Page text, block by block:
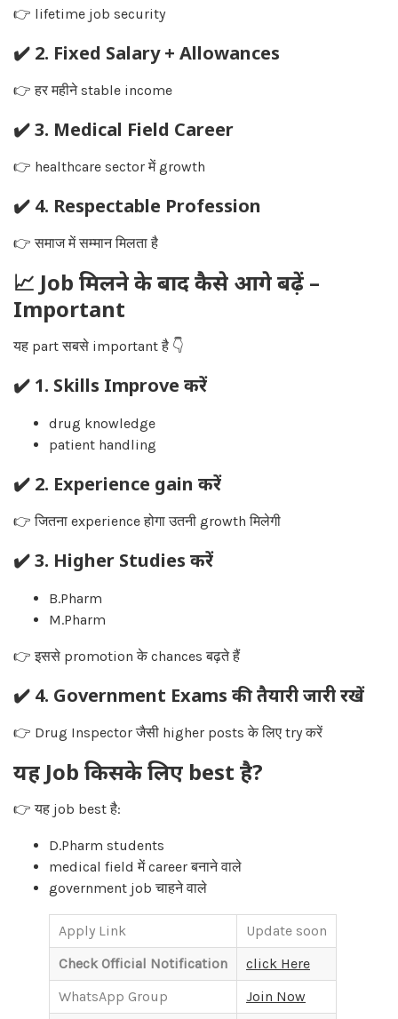
👉 lifetime job security
✔️ 2. Fixed Salary + Allowances
👉 हर महीने stable income
✔️ 3. Medical Field Career
👉 healthcare sector में growth
✔️ 4. Respectable Profession
👉 समाज में सम्मान मिलता है
📈 Job मिलने के बाद कैसे आगे बढ़ें –
Important
यह part सबसे important है 👇
✔️ 1. Skills Improve करें
drug knowledge
patient handling
✔️ 2. Experience gain करें
👉 जितना experience होगा उतनी growth मिलेगी
✔️ 3. Higher Studies करें
B.Pharm
M.Pharm
👉 इससे promotion के chances बढ़ते हैं
✔️ 4. Government Exams की तैयारी जारी रखें
👉 Drug Inspector जैसी higher posts के लिए try करें
यह Job किसके लिए best है?
👉 यह job best है:
D.Pharm students
medical field में career बनाने वाले
government job चाहने वाले
Apply Link
Update soon
Check Official Notification
click Here
WhatsApp Group
Join Now